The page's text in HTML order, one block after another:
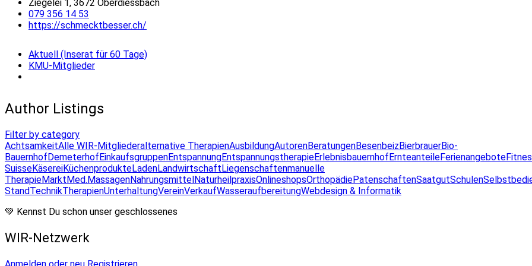
Ziegelei 1, 3672 Oberdiessbach
079 356 14 53
https://schmecktbesser.ch/
Aktuell (Inserat für 60 Tage)
KMU-Mitglieder
Author Listings
Filter by category
AchtsamkeitAlle WIR-Mitgliederalternative TherapienAusbildungAutorenBeratungenBesenbeizBierbrauerBio-
BauernhofDemeterhofEinkaufsgruppenEntspannungEntspannungstherapieErlebnisbauernhofErnteanteileFerienangebote
SuisseKäsereiKüchenprodukteLadenLandwirtschaftLiegenschaftenmanuelle
TherapieMarktMed.MassagenNahrungsmittelNaturheilpraxisOnlineshopsOrthopädiePatenschaftenSaatgutSchulen
StandTechnikTherapienUnterhaltungVereinVerkaufWasseraufbereitungWebdesign & Informatik
💚 Kennst Du schon unser geschlossenes
WIR-Netzwerk